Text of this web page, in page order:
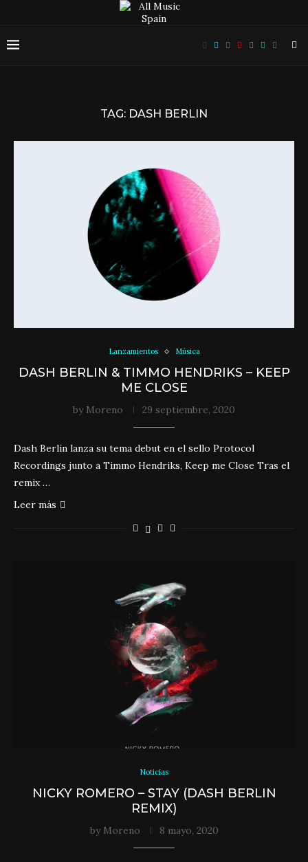
TAG: DASH BERLIN
Lanzamientos Música
DASH BERLIN & TIMMO HENDRIKS – KEEP
ME CLOSE
by Moreno 29 septiembre, 2020
Dash Berlin lanza su tema debut en el sello Protocol
Recordings junto a Timmo Hendriks, Keep me Close Tras el
remix …
Leer más
Noticias
NICKY ROMERO – STAY (DASH BERLIN
REMIX)
by Moreno 8 mayo, 2020